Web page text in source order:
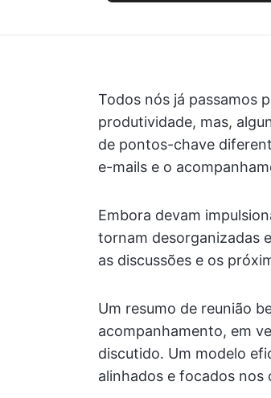
Todos nós já passamos
produtividade, mas,
de pontos-chave
e-mails e o
Embora devam
tornam desorganizadas
as discussões e os
Um resumo de reunião
acompanhamento, em
discutido. Um modelo
alinhados e focados nos